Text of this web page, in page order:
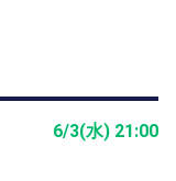
ナスなコートです
めな気がします。
アウトはダイレク
6/3(水) 21:00